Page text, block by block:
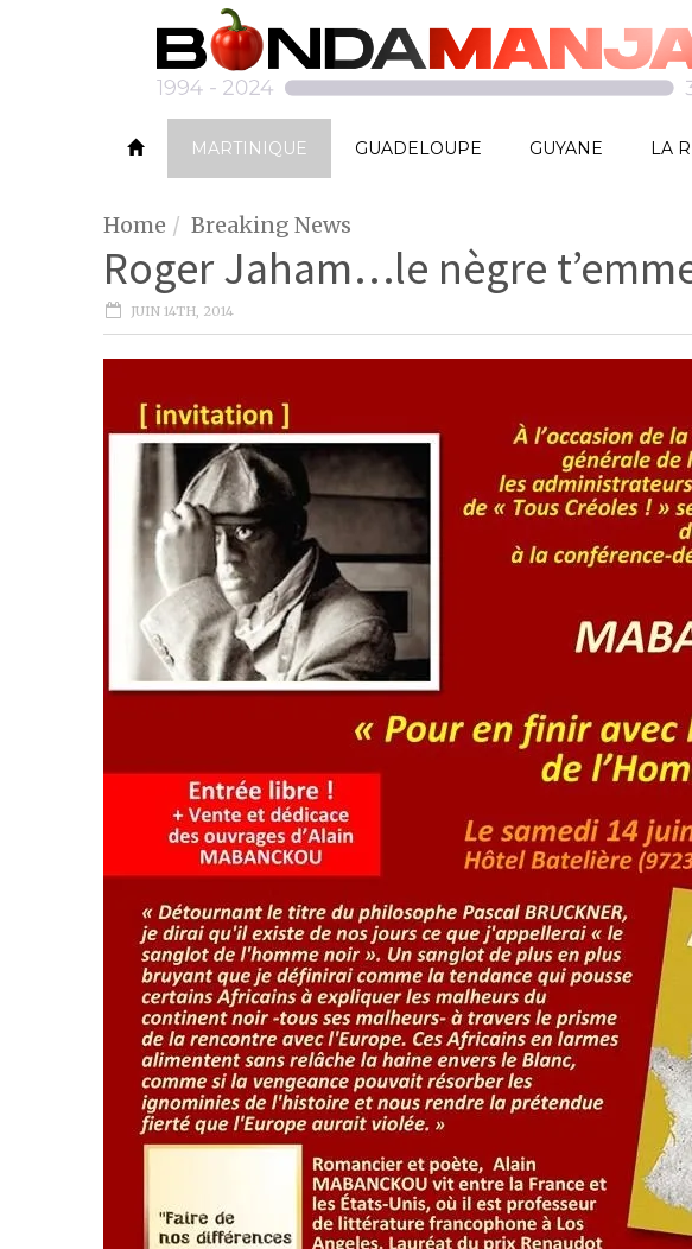
MARTINIQUE GUADELOUPE GUYANE LA
Home Breaking News
Roger Jaham…le nègre
JUIN 14TH, 2014